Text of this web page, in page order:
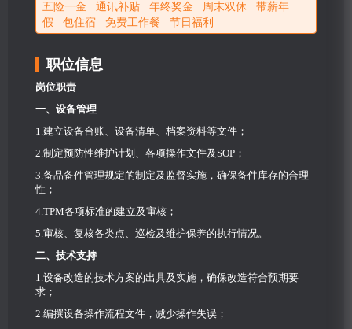
五险一金 通讯补贴 年终奖金 周末双休 带薪年
假 包住宿 免费工作餐 节日福利
职位信息
岗位职责
一、设备管理
1.建立设备台账、设备清单、档案资料等文件；
2.制定预防性维护计划、各项操作文件及SOP；
3.备品备件管理规定的制定及监督实施，确保备件库存的合理
性；
4.TPM各项标准的建立及审核；
5.审核、复核各类点、巡检及维护保养的执行情况。
二、技术支持
1.设备改造的技术方案的出具及实施，确保改造符合预期要
求；
2.编撰设备操作流程文件，减少操作失误；